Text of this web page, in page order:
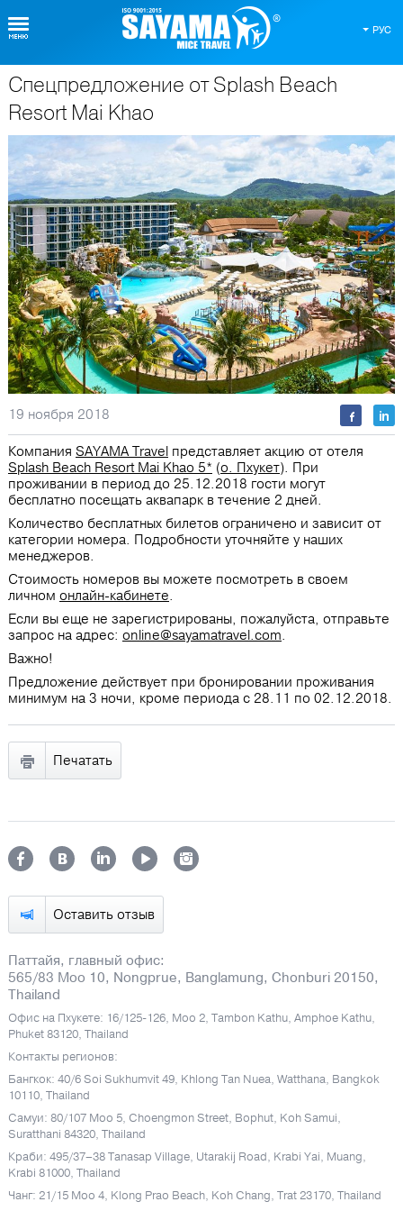
РУС
О Таиланде
Оставить отзыв
Паттайя, главный офис:
565/83 Moo 10, Nongprue, Banglamung, Chonburi 20150,
Thailand
Офис на Пхукете: 16/125-126, Moo 2, Tambon Kathu, Amphoe Kathu,
Phuket 83120, Thailand
Контакты регионов:
Бангкок: 40/6 Soi Sukhumvit 49, Khlong Tan Nuea, Watthana, Bangkok
10110, Thailand
Самуи: 80/107 Moo 5, Choengmon Street, Bophut, Koh Samui,
Suratthani 84320, Thailand
Краби: 495/37–38 Tanasap Village, Utarakij Road, Krabi Yai, Muang,
Krabi 81000, Thailand
Чанг: 21/15 Moo 4, Klong Prao Beach, Koh Chang, Trat 23170, Thailand
Спецпредложение от Splash Beach
Resort Mai Khao
19 ноября 2018
Компания SAYAMA Travel представляет акцию от отеля
Splash Beach Resort Mai Khao 5* (о. Пхукет). При
проживании в период до 25.12.2018 гости могут
бесплатно посещать аквапарк в течение 2 дней.
Количество бесплатных билетов ограничено и зависит от
категории номера. Подробности уточняйте у наших
менеджеров.
Стоимость номеров вы можете посмотреть в своем
личном онлайн-кабинете.
Если вы еще не зарегистрированы, пожалуйста, отправьте
запрос на адрес: online@sayamatravel.com.
Важно!
Предложение действует при бронировании проживания
минимум на 3 ночи, кроме периода с 28.11 по 02.12.2018.
Печатать